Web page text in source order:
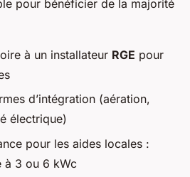
pour bénéficier de la majorité
à un installateur RGE pour
d’intégration (aération,
électrique)
pour les aides locales :
à 3 ou 6 kWc